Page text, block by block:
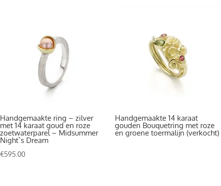
Handgemaakte ring – zilver
met 14 karaat goud en roze
zoetwaterparel – Midsummer
Night`s Dream
€595.00
Handgemaakte 14 karaat
gouden Bouquetring met roze
en groene toermalijn (verkocht)